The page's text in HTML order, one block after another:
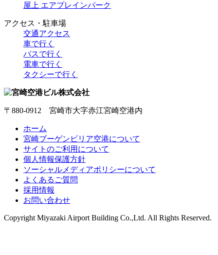
屋上 エアプレインパーク
アクセス・駐車場
交通アクセス
車で行く
バスで行く
電車で行く
タクシーで行く
〒880-0912 宮崎市大字赤江宮崎空港内
ホーム
宮崎ブーゲンビリア空港について
サイトのご利用について
個人情報保護方針
ソーシャルメディアポリシーについて
よくあるご質問
採用情報
お問い合わせ
Copyright Miyazaki Airport Building Co.,Ltd. All Rights Reserved.